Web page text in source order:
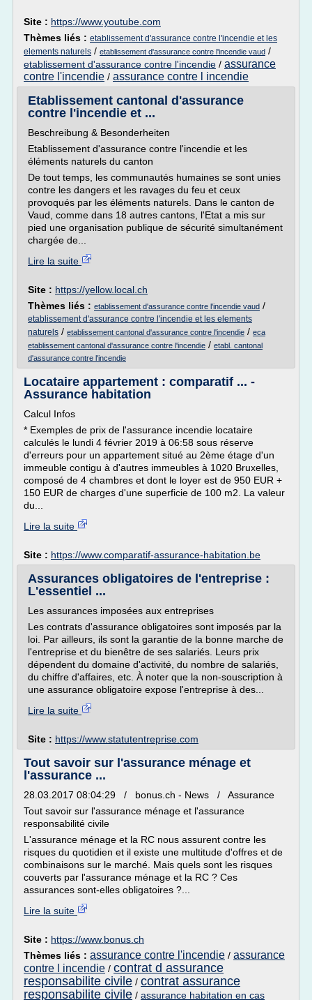
Site : https://www.youtube.com
Thèmes liés : etablissement d'assurance contre l'incendie et les
elements naturels / etablissement d'assurance contre l'incendie vaud /
etablissement d'assurance contre l'incendie / assurance
contre l'incendie / assurance contre l incendie
Etablissement cantonal d'assurance
contre l'incendie et ...
Beschreibung & Besonderheiten
Etablissement d'assurance contre l'incendie et les
éléments naturels du canton
De tout temps, les communautés humaines se sont unies
contre les dangers et les ravages du feu et ceux
provoqués par les éléments naturels. Dans le canton de
Vaud, comme dans 18 autres cantons, l'Etat a mis sur
pied une organisation publique de sécurité simultanément
chargée de...
Lire la suite
Site : https://yellow.local.ch
Thèmes liés : etablissement d'assurance contre l'incendie vaud /
etablissement d'assurance contre l'incendie et les elements
naturels / etablissement cantonal d'assurance contre l'incendie / eca
etablissement cantonal d'assurance contre l'incendie / etabl. cantonal
d'assurance contre l'incendie
Locataire appartement : comparatif ... -
Assurance habitation
Calcul Infos
* Exemples de prix de l'assurance incendie locataire
calculés le lundi 4 février 2019 à 06:58 sous réserve
d'erreurs pour un appartement situé au 2ème étage d'un
immeuble contigu à d'autres immeubles à 1020 Bruxelles,
composé de 4 chambres et dont le loyer est de 950 EUR +
150 EUR de charges d'une superficie de 100 m2. La valeur
du...
Lire la suite
Site : https://www.comparatif-assurance-habitation.be
Assurances obligatoires de l'entreprise :
L'essentiel ...
Les assurances imposées aux entreprises
Les contrats d'assurance obligatoires sont imposés par la
loi. Par ailleurs, ils sont la garantie de la bonne marche de
l'entreprise et du bienêtre de ses salariés. Leurs prix
dépendent du domaine d'activité, du nombre de salariés,
du chiffre d'affaires, etc. À noter que la non-souscription à
une assurance obligatoire expose l'entreprise à des...
Lire la suite
Site : https://www.statutentreprise.com
Tout savoir sur l'assurance ménage et
l'assurance ...
28.03.2017 08:04:29 / bonus.ch - News / Assurance
Tout savoir sur l'assurance ménage et l'assurance
responsabilité civile
L'assurance ménage et la RC nous assurent contre les
risques du quotidien et il existe une multitude d'offres et de
combinaisons sur le marché. Mais quels sont les risques
couverts par l'assurance ménage et la RC ? Ces
assurances sont-elles obligatoires ?...
Lire la suite
Site : https://www.bonus.ch
Thèmes liés : assurance contre l'incendie / assurance
contre l incendie / contrat d assurance
responsabilite civile / contrat assurance
responsabilite civile / assurance habitation en cas